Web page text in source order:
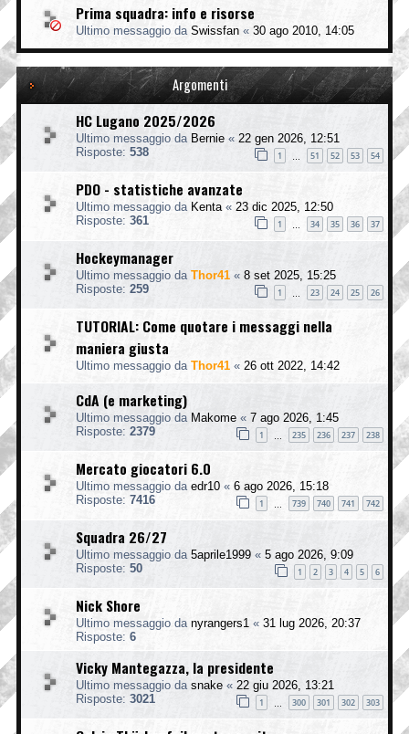
Prima squadra: info e risorse
Ultimo messaggio da Swissfan « 30 ago 2010, 14:05
Argomenti
HC Lugano 2025/2026
Ultimo messaggio da Bernie « 22 gen 2026, 12:51
Risposte: 538 1 51 52 53 54
PDO - statistiche avanzate
Ultimo messaggio da Kenta « 23 dic 2025, 12:50
Risposte: 361 1 34 35 36 37
Hockeymanager
Ultimo messaggio da Thor41 « 8 set 2025, 15:25
Risposte: 259 1 23 24 25 26
TUTORIAL: Come quotare i messaggi nella
maniera giusta
Ultimo messaggio da Thor41 « 26 ott 2022, 14:42
CdA (e marketing)
Ultimo messaggio da Makome « 7 ago 2026, 1:45
Risposte: 2379 1 235 236 237 238
Mercato giocatori 6.0
Ultimo messaggio da edr10 « 6 ago 2026, 15:18
Risposte: 7416 1 739 740 741 742
Squadra 26/27
Ultimo messaggio da 5aprile1999 « 5 ago 2026, 9:09
Risposte: 50 1 2 3 4 5 6
Nick Shore
Ultimo messaggio da nyrangers1 « 31 lug 2026, 20:37
Risposte: 6
Vicky Mantegazza, la presidente
Ultimo messaggio da snake « 22 giu 2026, 13:21
Risposte: 3021 1 300 301 302 303